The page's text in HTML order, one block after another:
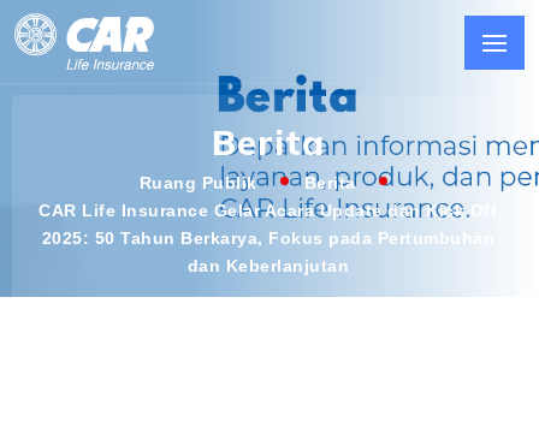
Berita
Ruang Publik
Berita
CAR Life Insurance Gelar Acara Update dan Kick Off
2025: 50 Tahun Berkarya, Fokus pada Pertumbuhan
dan Keberlanjutan